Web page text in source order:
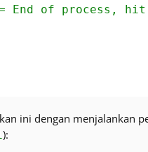
End of process,
ini dengan menjalankan
):